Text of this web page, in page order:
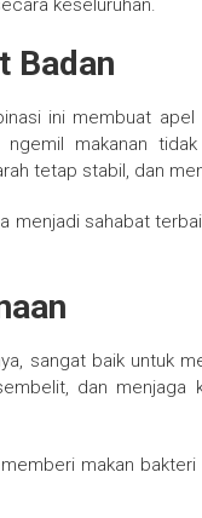
keseluruhan.
Badan
ini membuat
ngemil makanan
tetap stabil, dan
menjadi sahabat
sangat baik untuk
dan menjaga
makan